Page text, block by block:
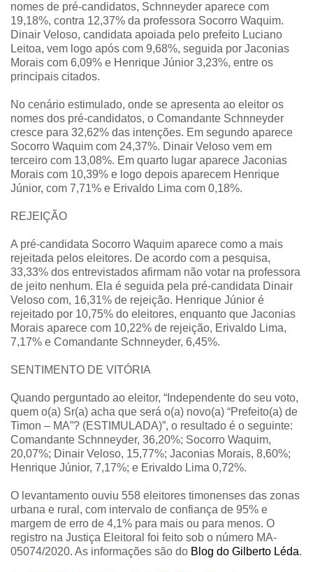
nomes de pré-candidatos, Schnneyder aparece com
19,18%, contra 12,37% da professora Socorro Waquim.
Dinair Veloso, candidata apoiada pelo prefeito Luciano
Leitoa, vem logo após com 9,68%, seguida por Jaconias
Morais com 6,09% e Henrique Júnior 3,23%, entre os
principais citados.
No cenário estimulado, onde se apresenta ao eleitor os
nomes dos pré-candidatos, o Comandante Schnneyder
cresce para 32,62% das intenções. Em segundo aparece
Socorro Waquim com 24,37%. Dinair Veloso vem em
terceiro com 13,08%. Em quarto lugar aparece Jaconias
Morais com 10,39% e logo depois aparecem Henrique
Júnior, com 7,71% e Erivaldo Lima com 0,18%.
REJEIÇÃO
A pré-candidata Socorro Waquim aparece como a mais
rejeitada pelos eleitores. De acordo com a pesquisa,
33,33% dos entrevistados afirmam não votar na professora
de jeito nenhum. Ela é seguida pela pré-candidata Dinair
Veloso com, 16,31% de rejeição. Henrique Júnior é
rejeitado por 10,75% do eleitores, enquanto que Jaconias
Morais aparece com 10,22% de rejeição, Erivaldo Lima,
7,17% e Comandante Schnneyder, 6,45%.
SENTIMENTO DE VITÓRIA
Quando perguntado ao eleitor, “Independente do seu voto,
quem o(a) Sr(a) acha que será o(a) novo(a) “Prefeito(a) de
Timon – MA”? (ESTIMULADA)”, o resultado é o seguinte:
Comandante Schnneyder, 36,20%; Socorro Waquim,
20,07%; Dinair Veloso, 15,77%; Jaconias Morais, 8,60%;
Henrique Júnior, 7,17%; e Erivaldo Lima 0,72%.
O levantamento ouviu 558 eleitores timonenses das zonas
urbana e rural, com intervalo de confiança de 95% e
margem de erro de 4,1% para mais ou para menos. O
registro na Justiça Eleitoral foi feito sob o número MA-
05074/2020. As informações são do Blog do Gilberto Léda.